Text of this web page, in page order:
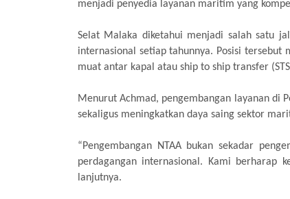
menjadi penyedia layanan maritim yang
Selat Malaka diketahui menjadi salah satu
internasional setiap tahunnya. Posisi
muat antar kapal atau ship to ship transfer
Menurut Achmad, pengembangan layanan di
sekaligus meningkatkan daya saing sektor
“Pengembangan NTAA bukan sekadar
perdagangan internasional. Kami berharap
lanjutnya.